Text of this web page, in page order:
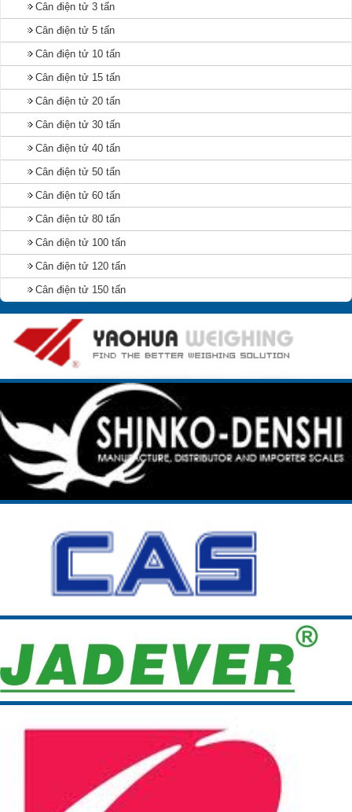
Cân điện tử 3 tấn
Cân điện tử 5 tấn
Cân điện tử 10 tấn
Cân điện tử 15 tấn
Cân điện tử 20 tấn
Cân điện tử 30 tấn
Cân điện tử 40 tấn
Cân điện tử 50 tấn
Cân điện tử 60 tấn
Cân điện tử 80 tấn
Cân điện tử 100 tấn
Cân điện tử 120 tấn
Cân điện tử 150 tấn